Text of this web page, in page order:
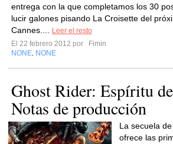
entrega con la que completamos los 30
lucir galones pisando La Croisette del
Cannes....
Leer el resto
El 22 febrero 2012 por
Fimin
NONE NONE
Ghost Rider: Espíritu
Notas de producción
La secuela
ofrece las